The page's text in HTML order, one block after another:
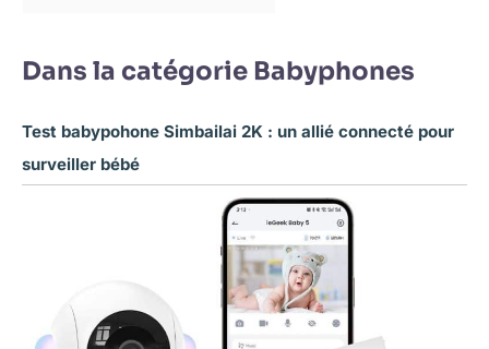
Dans la catégorie Babyphones
Test babypohone Simbailai 2K : un allié connecté pour
surveiller bébé